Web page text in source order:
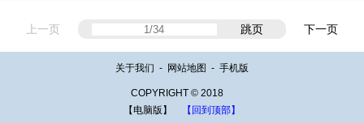
上一页 跳页 下一页
关于我们 - 网站地图 - 手机版
COPYRIGHT © 2018
【电脑版】
【回到顶部】